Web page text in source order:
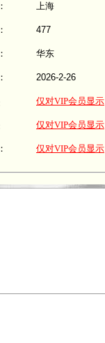
上海
477
华东
2026-2-26
仅对VIP会员显示
仅对VIP会员显示
仅对VIP会员显示